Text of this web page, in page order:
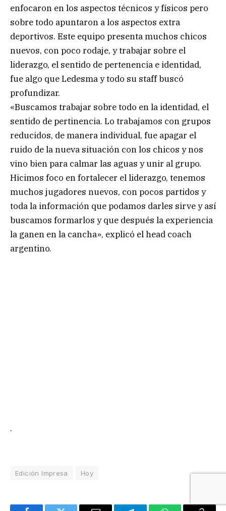
enfocaron en los aspectos técnicos y físicos pero
sobre todo apuntaron a los aspectos extra
deportivos. Este equipo presenta muchos chicos
nuevos, con poco rodaje, y trabajar sobre el
liderazgo, el sentido de pertenencia e identidad,
fue algo que Ledesma y todo su staff buscó
profundizar.
«Buscamos trabajar sobre todo en la identidad, el
sentido de pertinencia. Lo trabajamos con grupos
reducidos, de manera individual, fue apagar el
ruido de la nueva situación con los chicos y nos
vino bien para calmar las aguas y unir al grupo.
Hicimos foco en fortalecer el liderazgo, tenemos
muchos jugadores nuevos, con pocos partidos y
toda la información que podamos darles sirve y así
buscamos formarlos y que después la experiencia
la ganen en la cancha», explicó el head coach
argentino.
.
Edición Impresa Hoy